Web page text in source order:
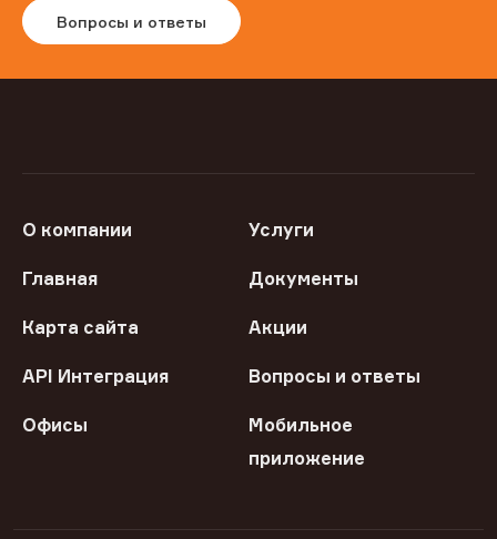
Вопросы и ответы
О компании Услуги
Главная Документы
Карта сайта Акции
API Интеграция Вопросы и ответы
Офисы
Мобильное
приложение